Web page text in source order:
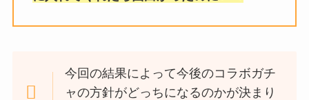
今回の結果によって今後のコラボガチ
ャの方針がどっちになるのかが決まり